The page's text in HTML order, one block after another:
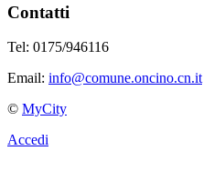
Contatti
Tel: 0175/946116
Email: info@comune.oncino.cn.it
© MyCity
Accedi